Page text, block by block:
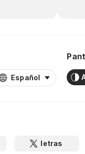
Español
letras